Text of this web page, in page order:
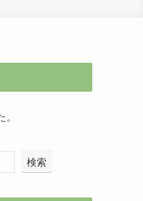
検索